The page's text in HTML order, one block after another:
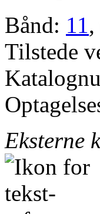
Bånd: 11
Tilstede
Eksterne